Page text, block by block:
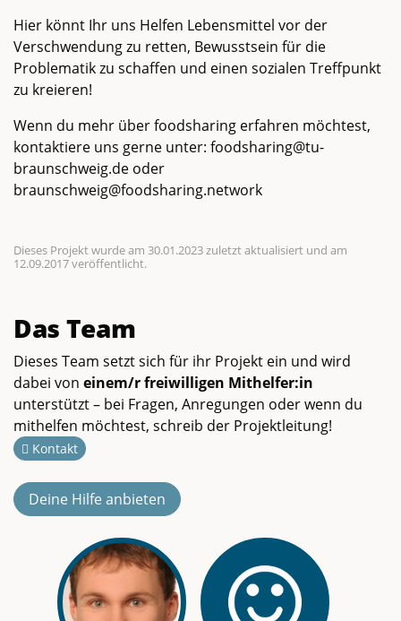
Hier könnt Ihr uns Helfen Lebensmittel vor der
Verschwendung zu retten, Bewusstsein für die
Problematik zu schaffen und einen sozialen Treffpunkt
zu kreieren!
Wenn du mehr über foodsharing erfahren möchtest,
kontaktiere uns gerne unter: foodsharing@tu-
braunschweig.de oder
braunschweig@foodsharing.network
Dieses Projekt wurde am 30.01.2023 zuletzt aktualisiert und am
12.09.2017 veröffentlicht.
Das Team
Dieses Team setzt sich für ihr Projekt ein und wird
dabei von einem/r freiwilligen Mithelfer:in
unterstützt – bei Fragen, Anregungen oder wenn du
mithelfen möchtest, schreib der Projektleitung!
Kontakt
Deine Hilfe anbieten